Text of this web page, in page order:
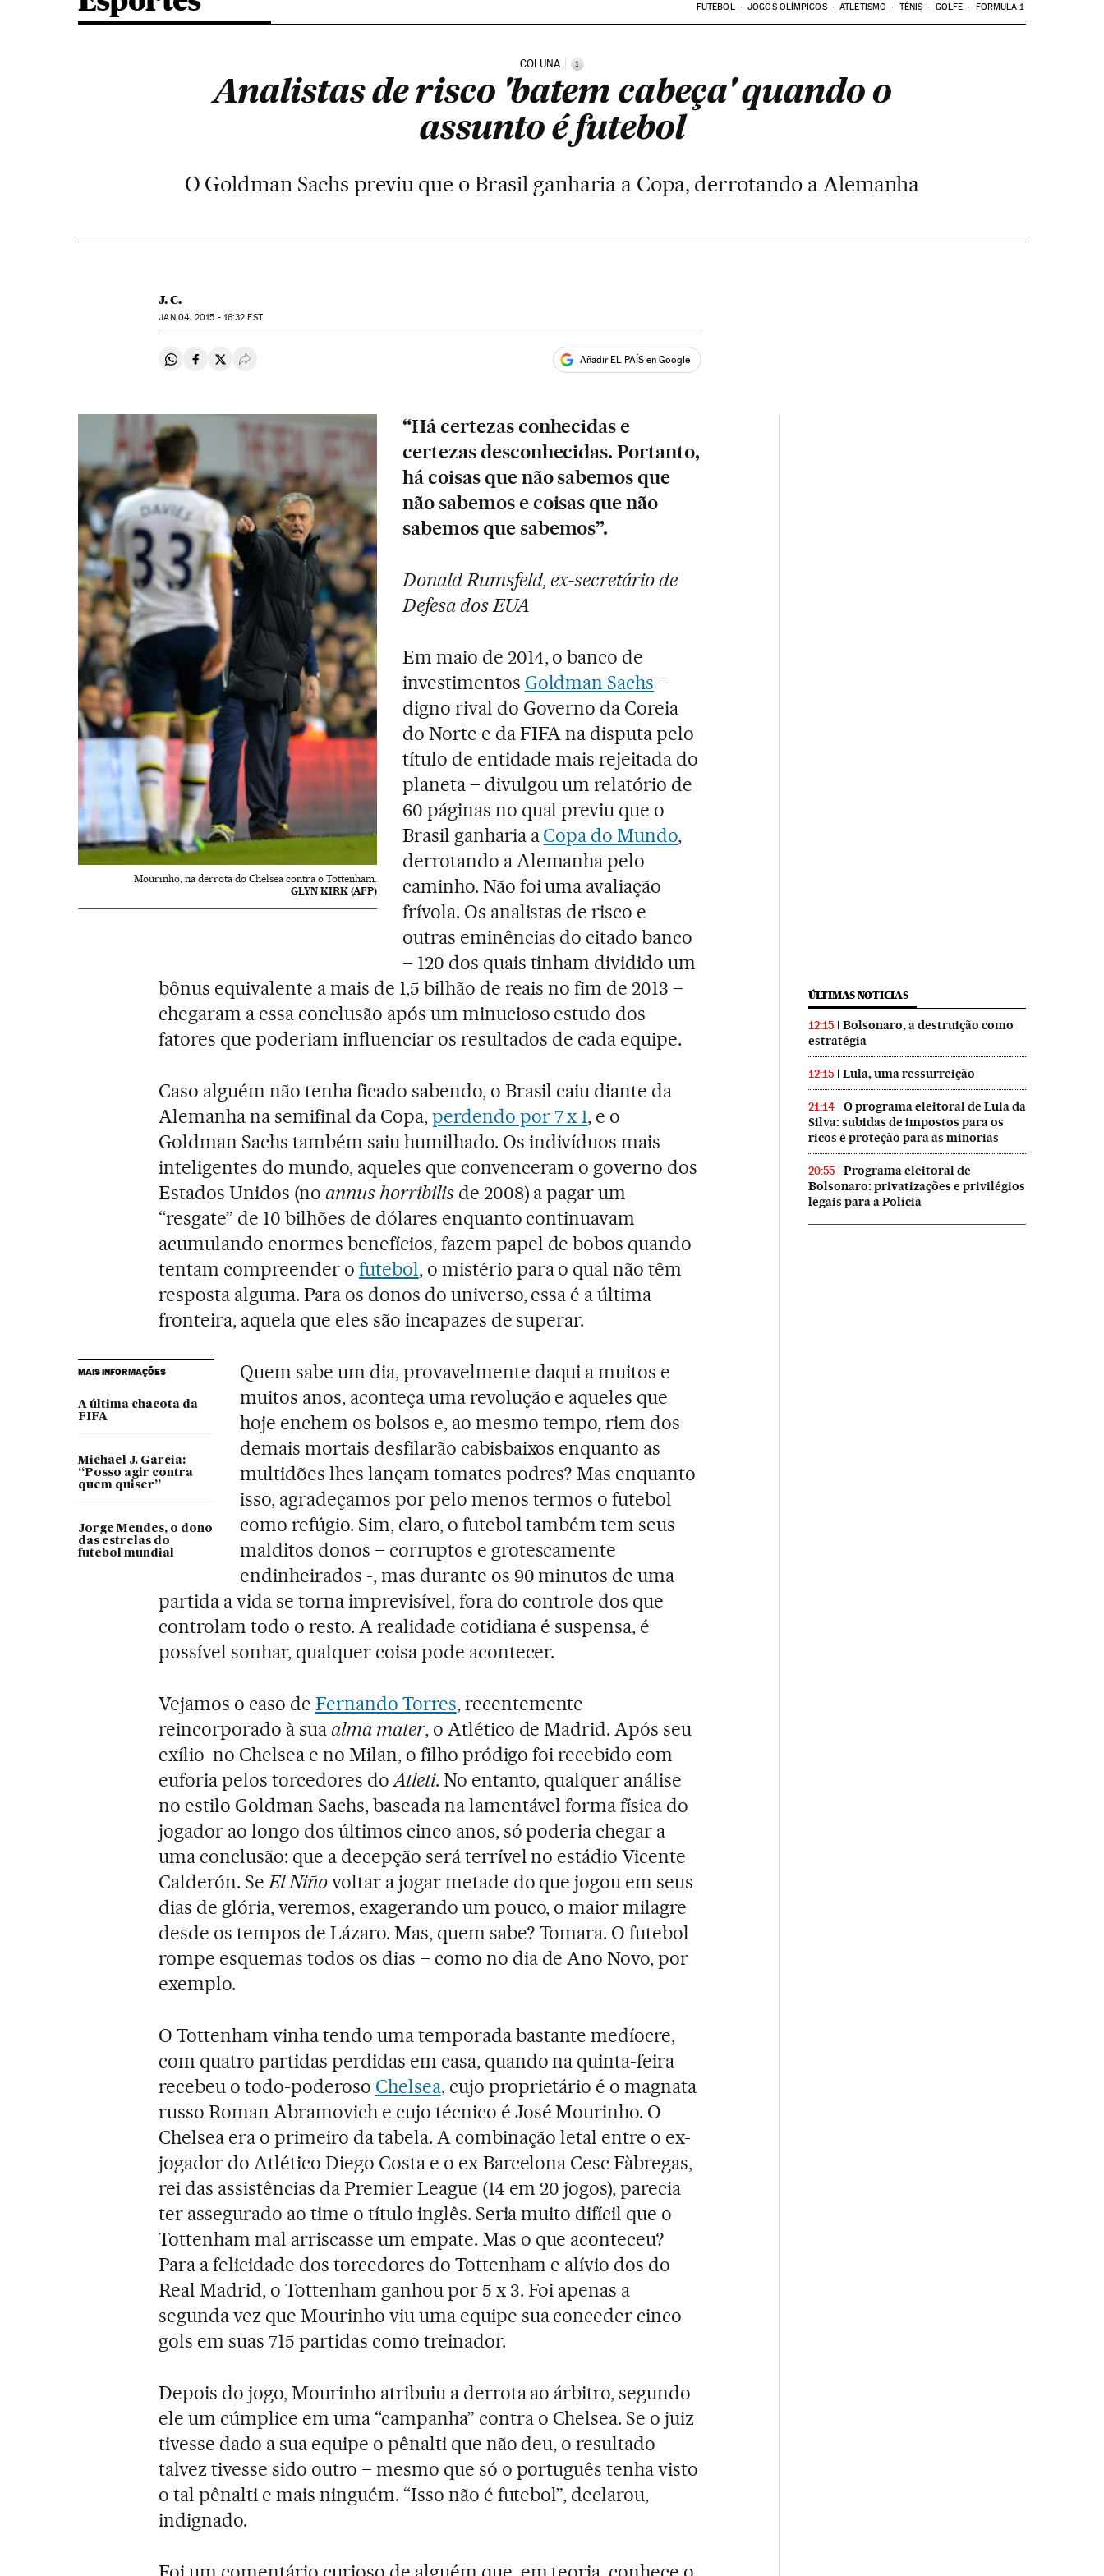
FUTEBOL JOGOS OLÍMPICOS ATLETISMO TÊNIS GOLFE FORMULA 1
COLUNA i
Analistas de risco 'batem cabeça' quando o
assunto é futebol
O Goldman Sachs previu que o Brasil ganharia a Copa, derrotando a Alemanha
J. C.
JAN04, 2015 - 16:32 EST
Compartir en Whatsapp
Compartir en Facebook
Compartir en Twitter
Desplegar Redes Sociales Añadir EL PAÍS en Google
Mourinho, na derrota do Chelsea contra o Tottenham.
GLYN KIRK (AFP)
“Há certezas conhecidas e
certezas desconhecidas. Portanto,
há coisas que não sabemos que
não sabemos e coisas que não
sabemos que sabemos”.
Donald Rumsfeld, ex-secretário de
Defesa dos EUA
Em maio de 2014, o banco de
investimentos Goldman Sachs –
digno rival do Governo da Coreia
do Norte e da FIFA na disputa pelo
título de entidade mais rejeitada do
planeta – divulgou um relatório de
60 páginas no qual previu que o
Brasil ganharia aCopa do Mundo,
derrotando a Alemanha pelo
caminho. Não foi uma avaliação
frívola. Os analistas de risco e
outras eminências do citado banco
– 120 dos quais tinham dividido um
bônus equivalente a mais de 1,5 bilhão de reais no fim de 2013 –
chegaram a essa conclusão após um minucioso estudo dos
fatores que poderiam influenciar os resultados de cada equipe.
Caso alguém não tenha ficado sabendo, o Brasil caiu diante da
Alemanha na semifinal da Copa,perdendo por 7 x 1, e o
Goldman Sachs também saiu humilhado. Os indivíduos mais
inteligentes do mundo, aqueles que convenceram o governo dos
Estados Unidos (no annus horribilisde 2008) a pagar um
“resgate” de 10 bilhões de dólares enquanto continuavam
acumulando enormes benefícios, fazem papel de bobos quando
tentam compreender o futebol, o mistério para o qual não têm
resposta alguma. Para os donos do universo, essa é a última
fronteira, aquela que eles são incapazes de superar.
MAIS INFORMAÇÕES
A última chacota da
FIFA
Michael J. Garcia:
“Posso agir contra
quem quiser”
Jorge Mendes, o dono
das estrelas do
futebol mundial
Quem sabe um dia, provavelmente daqui a muitos e
muitos anos, aconteça uma revolução e aqueles que
hoje enchem os bolsos e, ao mesmo tempo, riem dos
demais mortais desfilarão cabisbaixos enquanto as
multidões lhes lançam tomates podres? Mas enquanto
isso, agradeçamos por pelo menos termos o futebol
como refúgio. Sim, claro, o futebol também tem seus
malditos donos – corruptos e grotescamente
endinheirados -, mas durante os 90 minutos de uma
partida a vida se torna imprevisível, fora do controle dos que
controlam todo o resto. A realidade cotidiana é suspensa, é
possível sonhar, qualquer coisa pode acontecer.
Vejamos o caso de Fernando Torres, recentemente
reincorporado à suaalma mater, o Atlético de Madrid. Após seu
exílio no Chelsea e no Milan, o filho pródigo foi recebido com
euforia pelos torcedores doAtleti. No entanto, qualquer análise
no estilo Goldman Sachs, baseada na lamentável forma física do
jogador ao longo dos últimos cinco anos, só poderia chegar a
uma conclusão: que a decepção será terrível no estádio Vicente
Calderón. SeEl Niñovoltar a jogar metade do que jogou em seus
dias de glória, veremos, exagerando um pouco, o maior milagre
desde os tempos de Lázaro. Mas, quem sabe? Tomara. O futebol
rompe esquemas todos os dias – como no dia de Ano Novo, por
exemplo.
O Tottenham vinha tendo uma temporada bastante medíocre,
com quatro partidas perdidas em casa, quando na quinta-feira
recebeu o todo-poderoso Chelsea, cujo proprietário é o magnata
russo Roman Abramovich e cujo técnico é José Mourinho. O
Chelsea era o primeiro da tabela. A combinação letal entre o ex-
jogador do Atlético Diego Costa e o ex-Barcelona Cesc Fàbregas,
rei das assistências da Premier League (14 em 20 jogos), parecia
ter assegurado ao time o título inglês. Seria muito difícil que o
Tottenham mal arriscasse um empate. Mas o que aconteceu?
Para a felicidade dos torcedores do Tottenham e alívio dos do
Real Madrid, o Tottenham ganhou por 5 x 3. Foi apenas a
segunda vez que Mourinho viu uma equipe sua conceder cinco
gols em suas 715 partidas como treinador.
Depois do jogo, Mourinho atribuiu a derrota ao árbitro, segundo
ele um cúmplice em uma “campanha” contra o Chelsea. Se o juiz
tivesse dado a sua equipe o pênalti que não deu, o resultado
talvez tivesse sido outro – mesmo que só o português tenha visto
o tal pênalti e mais ninguém. “Isso não é futebol”, declarou,
indignado.
ÚLTIMAS NOTICIAS
12:15
Bolsonaro, a destruição como
estratégia
12:15 Lula, uma ressurreição
21:14
O programa eleitoral de Lula da
Silva: subidas de impostos para os
ricos e proteção para as minorias
20:55
Programa eleitoral de
Bolsonaro: privatizações e privilégios
legais para a Polícia